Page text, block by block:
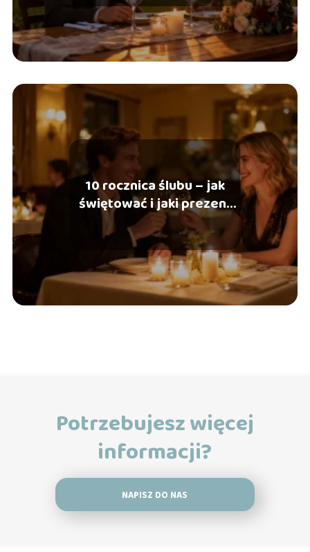
10 rocznica ślubu – jak
świętować i jaki prezent
wybrać?
Potrzebujesz więcej
informacji?
NAPISZ DO NAS